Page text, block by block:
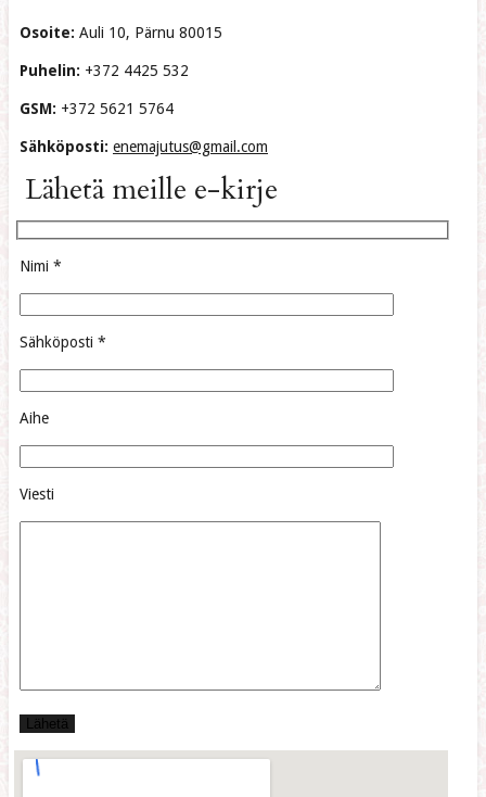
Osoite: Auli 10, Pärnu 80015
Puhelin: +372 4425 532
GSM: +372 5621 5764
Sähköposti: enemajutus@gmail.com
Lähetä meille e-kirje
Nimi *
Sähköposti *
Aihe
Viesti